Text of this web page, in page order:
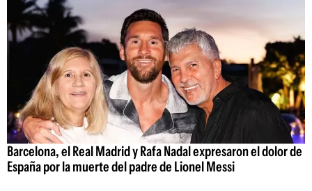
Barcelona, el Real Madrid y Rafa Nadal expresaron el dolor de
España por la muerte del padre de Lionel Messi